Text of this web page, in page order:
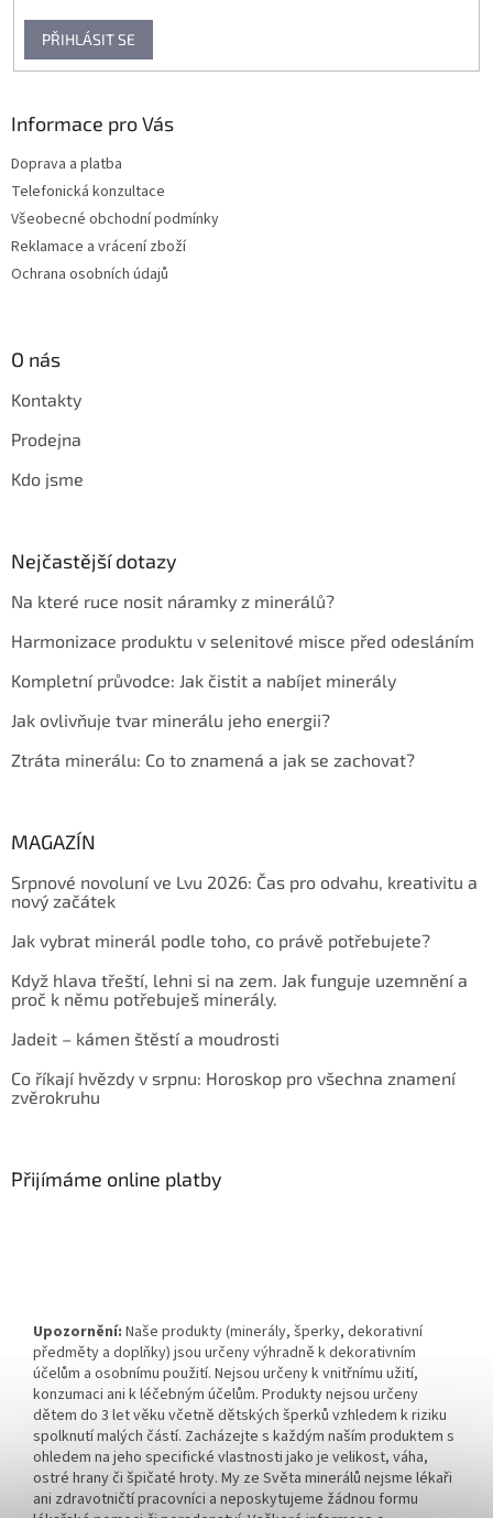
PŘIHLÁSIT SE
Informace pro Vás
Doprava a platba
Telefonická konzultace
Všeobecné obchodní podmínky
Reklamace a vrácení zboží
Ochrana osobních údajů
O nás
Kontakty
Prodejna
Kdo jsme
Nejčastější dotazy
Na které ruce nosit náramky z minerálů?
Harmonizace produktu v selenitové misce před odesláním
Kompletní průvodce: Jak čistit a nabíjet minerály
Jak ovlivňuje tvar minerálu jeho energii?
Ztráta minerálu: Co to znamená a jak se zachovat?
MAGAZÍN
Srpnové novoluní ve Lvu 2026: Čas pro odvahu, kreativitu a
nový začátek
Jak vybrat minerál podle toho, co právě potřebujete?
Když hlava třeští, lehni si na zem. Jak funguje uzemnění a
proč k němu potřebuješ minerály.
Jadeit – kámen štěstí a moudrosti
Co říkají hvězdy v srpnu: Horoskop pro všechna znamení
zvěrokruhu
Přijímáme online platby
Upozornění: Naše produkty (minerály, šperky, dekorativní
předměty a doplňky) jsou určeny výhradně k dekorativním
účelům a osobnímu použití. Nejsou určeny k vnitřnímu užití,
konzumaci ani k léčebným účelům. Produkty nejsou určeny
dětem do 3 let věku včetně dětských šperků vzhledem k riziku
spolknutí malých částí. Zacházejte s každým naším produktem s
ohledem na jeho specifické vlastnosti jako je velikost, váha,
ostré hrany či špičaté hroty. My ze Světa minerálů nejsme lékaři
ani zdravotničtí pracovníci a neposkytujeme žádnou formu